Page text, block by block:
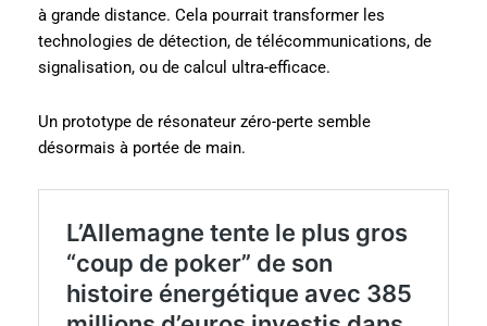
à grande distance. Cela pourrait transformer les
technologies de détection, de télécommunications, de
signalisation, ou de calcul ultra-efficace.
Un prototype de résonateur zéro-perte semble
désormais à portée de main.